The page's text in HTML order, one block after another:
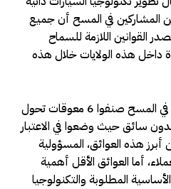
يعتقد أكثر من 75% من المشاركين في المسح أن جميع
القوانين اللازمة للسماح
داخل هذه الولايات خلال هذه
في الوقت نفسه فإن المشاركين في المسح صنفوا 6 معوقات تحول
سائق حيث وضعوا في الاعتبار
هذه العوائق، المسؤولية
أما العوائق الأقل أهمية